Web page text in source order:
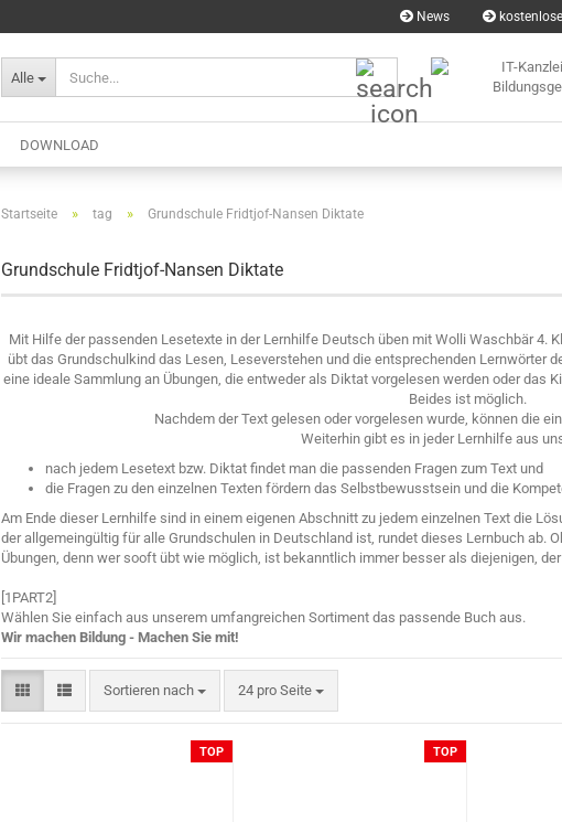
News
Alle
Suche...
DOWNLOAD
Startseite » tag » Grundschule Fridtjof-Nansen Diktate
Grundschule Fridtjof-Nansen Diktate
Mit Hilfe der passenden Lesetexte in der Lernhilfe Deutsch üben mit Wolli Waschbär 4.
übt das Grundschulkind das Lesen, Leseverstehen und die entsprechenden Lernwörter
eine ideale Sammlung an Übungen, die entweder als Diktat vorgelesen werden oder das
Beides ist möglich.
Nachdem der Text gelesen oder vorgelesen wurde, können die
Weiterhin gibt es in jeder Lernhilfe aus
nach jedem Lesetext bzw. Diktat findet man die passenden Fragen zum Text und
die Fragen zu den einzelnen Texten fördern das Selbstbewusstsein und die
Am Ende dieser Lernhilfe sind in einem eigenen Abschnitt zu jedem einzelnen Text die
der allgemeingültig für alle Grundschulen in Deutschland ist, rundet dieses Lernbuch ab.
Übungen, denn wer sooft übt wie möglich, ist bekanntlich immer besser als diejenigen,
[1PART2]
Wählen Sie einfach aus unserem umfangreichen Sortiment das passende Buch aus.
Wir machen Bildung - Machen Sie mit!
Sortieren nach
Sortieren nach 24 pro Seite
pro Seite
TOP TOP